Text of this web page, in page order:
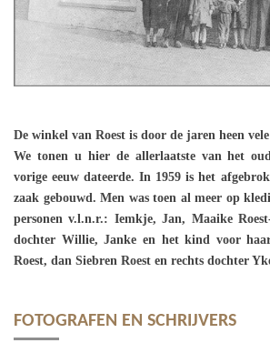
De winkel van Roest is door de jaren heen
We tonen u hier de allerlaatste van het
vorige eeuw dateerde. In 1959 is het
zaak gebouwd. Men was toen al meer op
personen v.l.n.r.: Iemkje, Jan, Maaike
dochter Willie, Janke en het kind voor
Roest, dan Siebren Roest en rechts dochter
FOTOGRAFEN EN SCHRIJVERS